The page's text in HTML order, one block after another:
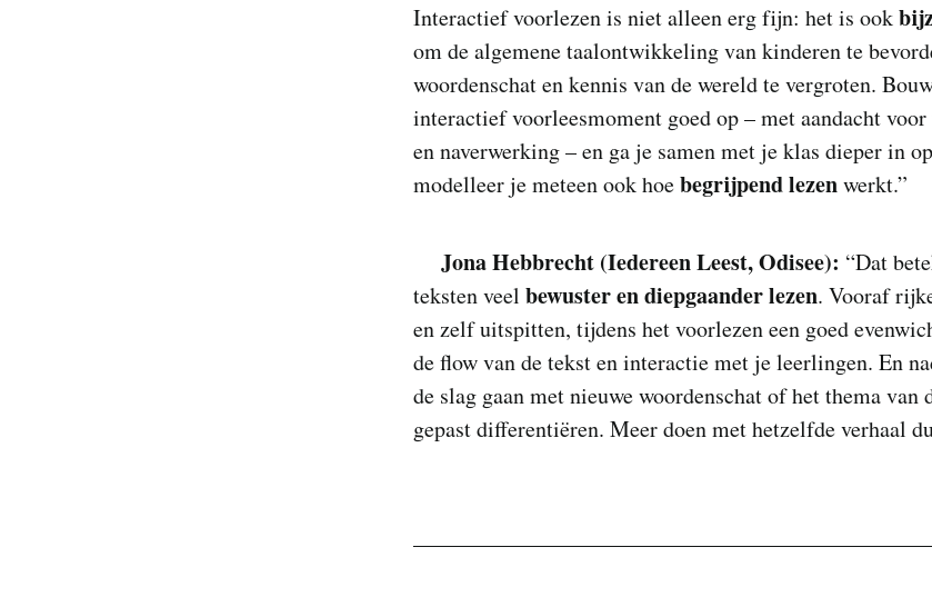
Interactief voorlezen is niet alleen erg fijn: het is ook
om de algemene taalontwikkeling van kinderen te
woordenschat en kennis van de wereld te vergroten.
interactief voorleesmoment goed op – met aandacht
en naverwerking – en ga je samen met je klas dieper in
modelleer je meteen ook hoebegrijpend lezenwerkt.”
Jona Hebbrecht (Iedereen Leest, Odisee): “Dat
teksten veel bewuster en diepgaander lezen. Vooraf
en zelf uitspitten, tijdens het voorlezen een goed
de flow van de tekst en interactie met je leerlingen. En
de slag gaan met nieuwe woordenschat of het thema van
gepast differentiëren. Meer doen met hetzelfde verhaal